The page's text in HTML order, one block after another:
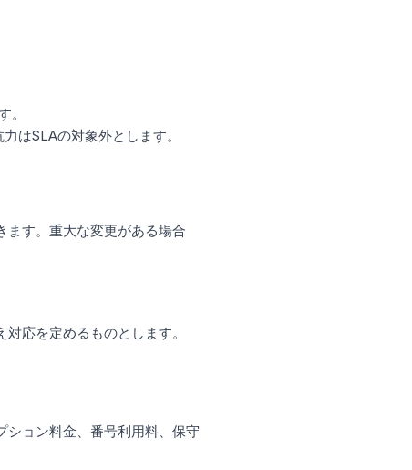
。
はSLAの対象外とします。
ます。重大な変更がある場合
応を定めるものとします。
ション料金、番号利用料、保守